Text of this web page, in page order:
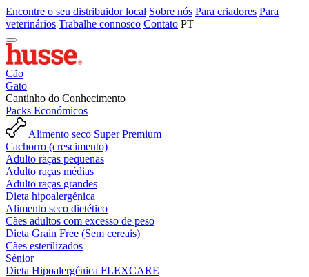
Encontre o seu distribuidor local Sobre nós Para criadores Para
veterinários Trabalhe connosco Contato PT
Cão
Gato
Cantinho do Conhecimento
Packs Económicos
Alimento seco Super Premium
Cachorro (crescimento)
Adulto raças pequenas
Adulto raças médias
Adulto raças grandes
Dieta hipoalergénica
Alimento seco dietético
Cães adultos com excesso de peso
Dieta Grain Free (Sem cereais)
Cães esterilizados
Sénior
Dieta Hipoalergénica FLEXCARE